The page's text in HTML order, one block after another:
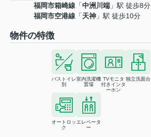
福岡市箱崎線 「中洲川端 」駅 徒歩8分
福岡市空港線 「天神 」駅 徒歩10分
物件の特徴
バストイレ
別
室内洗濯機
置場
TVモニタ
付きインタ
ーホン
独立洗面台
オートロッ
ク
エレベータ
ー